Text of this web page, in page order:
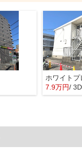
ホワイトプ
7.9万円/